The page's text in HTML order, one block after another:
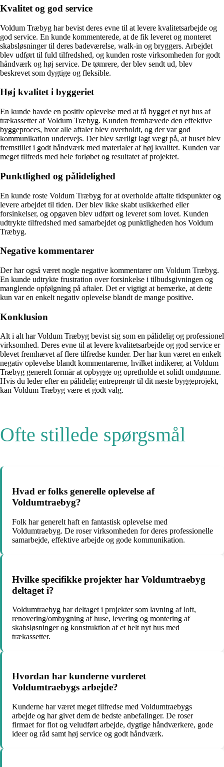
Kvalitet og god service
Voldum Træbyg har bevist deres evne til at levere kvalitetsarbejde og
god service. En kunde kommenterede, at de fik leveret og monteret
skabsløsninger til deres badeværelse, walk-in og bryggers. Arbejdet
blev udført til fuld tilfredshed, og kunden roste virksomheden for godt
håndværk og høj service. De tømrere, der blev sendt ud, blev
beskrevet som dygtige og fleksible.
Høj kvalitet i byggeriet
En kunde havde en positiv oplevelse med at få bygget et nyt hus af
trækassetter af Voldum Træbyg. Kunden fremhævede den effektive
byggeproces, hvor alle aftaler blev overholdt, og der var god
kommunikation undervejs. Der blev særligt lagt vægt på, at huset blev
fremstillet i godt håndværk med materialer af høj kvalitet. Kunden var
meget tilfreds med hele forløbet og resultatet af projektet.
Punktlighed og pålidelighed
En kunde roste Voldum Træbyg for at overholde aftalte tidspunkter og
levere arbejdet til tiden. Der blev ikke skabt usikkerhed eller
forsinkelser, og opgaven blev udført og leveret som lovet. Kunden
udtrykte tilfredshed med samarbejdet og punktligheden hos Voldum
Træbyg.
Negative kommentarer
Der har også været nogle negative kommentarer om Voldum Træbyg.
En kunde udtrykte frustration over forsinkelse i tilbudsgivningen og
manglende opfølgning på aftaler. Det er vigtigt at bemærke, at dette
kun var en enkelt negativ oplevelse blandt de mange positive.
Konklusion
Alt i alt har Voldum Træbyg bevist sig som en pålidelig og professionel
virksomhed. Deres evne til at levere kvalitetsarbejde og god service er
blevet fremhævet af flere tilfredse kunder. Der har kun været en enkelt
negativ oplevelse blandt kommentarerne, hvilket indikerer, at Voldum
Træbyg generelt formår at opbygge og opretholde et solidt omdømme.
Hvis du leder efter en pålidelig entreprenør til dit næste byggeprojekt,
kan Voldum Træbyg være et godt valg.
Ofte stillede spørgsmål
Hvad er folks generelle oplevelse af
Voldumtraebyg?
Folk har generelt haft en fantastisk oplevelse med
Voldumtraebyg. De roser virksomheden for deres professionelle
samarbejde, effektive arbejde og gode kommunikation.
Hvilke specifikke projekter har Voldumtraebyg
deltaget i?
Voldumtraebyg har deltaget i projekter som lavning af loft,
renovering/ombygning af huse, levering og montering af
skabsløsninger og konstruktion af et helt nyt hus med
trækassetter.
Hvordan har kunderne vurderet
Voldumtraebygs arbejde?
Kunderne har været meget tilfredse med Voldumtraebygs
arbejde og har givet dem de bedste anbefalinger. De roser
firmaet for flot og veludført arbejde, dygtige håndværkere, gode
ideer og råd samt høj service og godt håndværk.